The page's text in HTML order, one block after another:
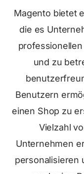
Magento bietet
die es
und zu
Benutzern
einen Shop zu
Vielzahl
Unternehmen
personalisieren